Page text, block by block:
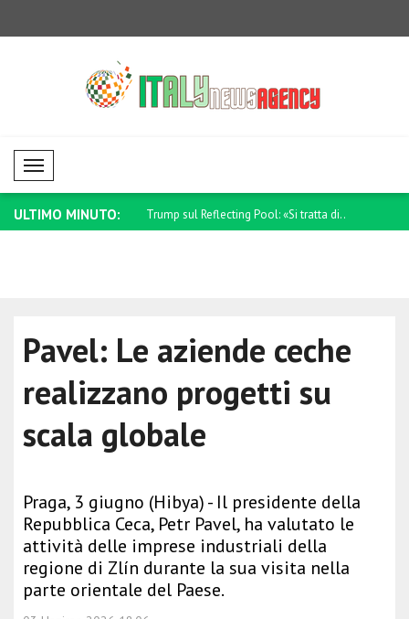
Mobil Menü
ULTIMO MINUTO:
Pool: «Si tratta di.. Von der Leyen: Accogliamo con favore
Pavel: Le aziende ceche
realizzano progetti su
scala globale
Praga, 3 giugno (Hibya) - Il presidente della
Repubblica Ceca, Petr Pavel, ha valutato le
attività delle imprese industriali della
regione di Zlín durante la sua visita nella
parte orientale del Paese.